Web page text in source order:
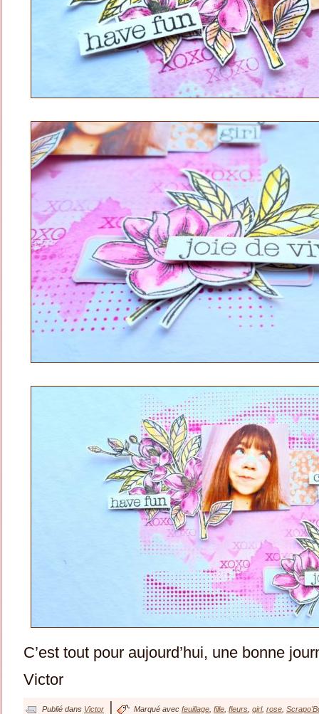
C’est tout pour aujourd’hui, une bonne
Victor
Publié dans Victor Marqué avec feuillage fille fleurs girl, rose